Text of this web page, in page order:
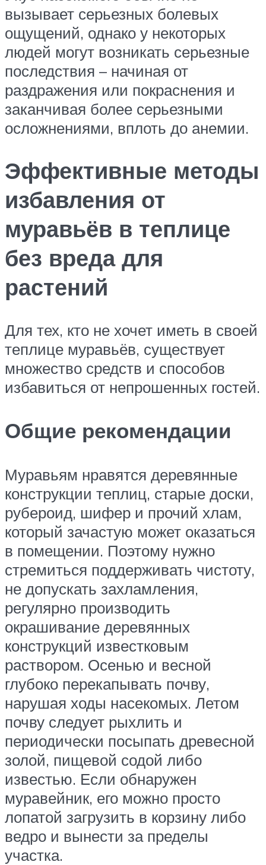
вызывает серьезных болевых
ощущений, однако у некоторых
людей могут возникать серьезные
последствия – начиная от
раздражения или покраснения и
заканчивая более серьезными
осложнениями, вплоть до анемии.
Эффективные методы
избавления от
муравьёв в теплице
без вреда для
растений
Для тех, кто не хочет иметь в своей
теплице муравьёв, существует
множество средств и способов
избавиться от непрошенных гостей.
Общие рекомендации
Муравьям нравятся деревянные
конструкции теплиц, старые доски,
рубероид, шифер и прочий хлам,
который зачастую может оказаться
в помещении. Поэтому нужно
стремиться поддерживать чистоту,
не допускать захламления,
регулярно производить
окрашивание деревянных
конструкций известковым
раствором. Осенью и весной
глубоко перекапывать почву,
нарушая ходы насекомых. Летом
почву следует рыхлить и
периодически посыпать древесной
золой, пищевой содой либо
известью. Если обнаружен
муравейник, его можно просто
лопатой загрузить в корзину либо
ведро и вынести за пределы
участка.